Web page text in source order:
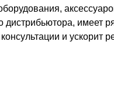
дистрибьютора, имеет
и